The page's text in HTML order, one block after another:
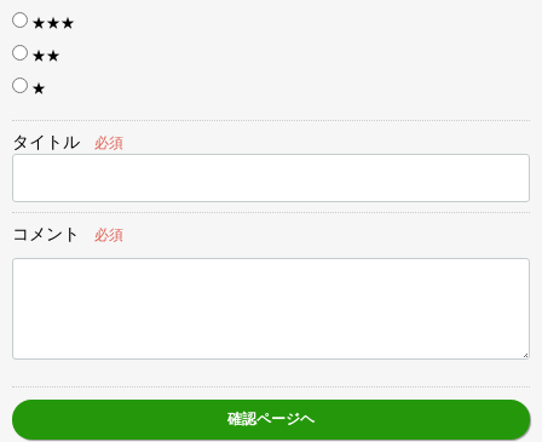
★★★
★★
★
タイトル 必須
コメント 必須
確認ページヘ